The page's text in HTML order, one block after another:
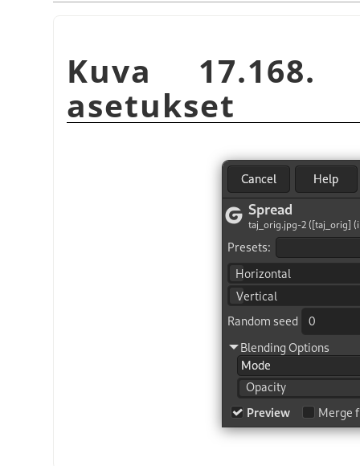
Kuva
asetukset